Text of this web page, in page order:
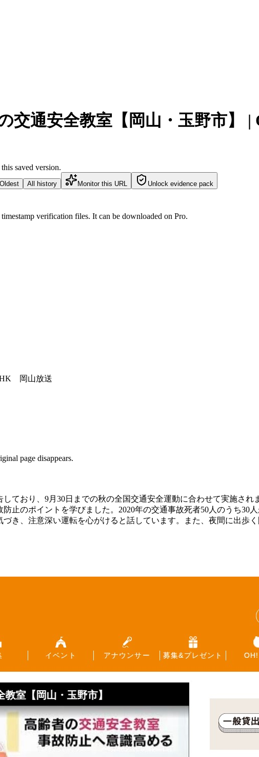
交通安全教室【岡山・玉野市】
saved version.
Oldest All history Monitor this URL Unlock evidence pack
verification files. It can be downloaded on Pro.
岡山放送
page disappears.
ており、9月30日までの秋の全国交通安全運動に合わせて実施され
止のポイントを学びました。2020年の交通事故死者50人のうち30
き、注意深い運転を心がけると話しています。また、夜間に出歩